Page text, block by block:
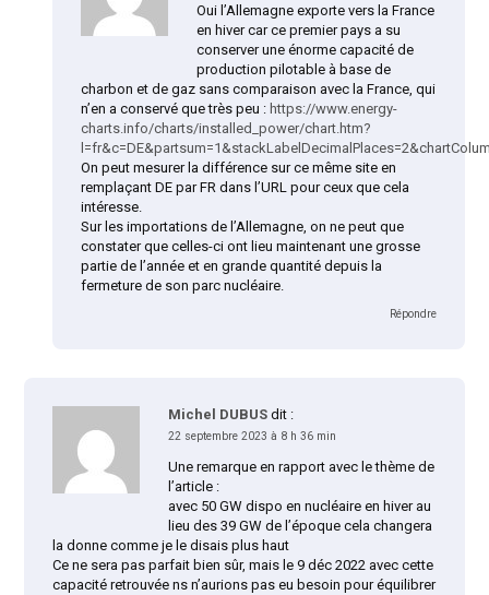
Oui l’Allemagne exporte vers la France
en hiver car ce premier pays a su
conserver une énorme capacité de
production pilotable à base de
charbon et de gaz sans comparaison avec la France, qui
n’en a conservé que très peu : https://www.energy-
charts.info/charts/installed_power/chart.htm?
On peut mesurer la différence sur ce même site en
remplaçant DE par FR dans l’URL pour ceux que cela
intéresse.
Sur les importations de l’Allemagne, on ne peut que
constater que celles-ci ont lieu maintenant une grosse
partie de l’année et en grande quantité depuis la
fermeture de son parc nucléaire.
Répondre
Michel DUBUS dit :
22 septembre 2023 à 8 h 36 min
Une remarque en rapport avec le thème de
l’article :
avec 50 GW dispo en nucléaire en hiver au
lieu des 39 GW de l’époque cela changera
la donne comme je le disais plus haut
Ce ne sera pas parfait bien sûr, mais le 9 déc 2022 avec cette
capacité retrouvée ns n’aurions pas eu besoin pour équilibrer